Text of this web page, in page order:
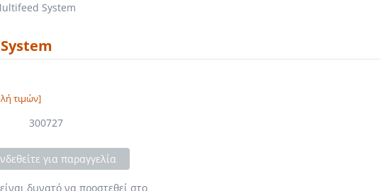
System
τιμών]
300727
για παραγγελία
δυνατό να προστεθεί στο